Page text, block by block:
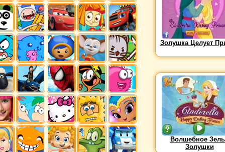
Золушка Целует
Волшебное
Золушки